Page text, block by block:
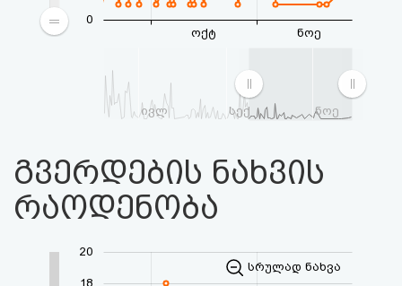
ივლ სექ ნოე
ოქტ ნოე
0
გვერდების ნახვის
რაოდენობა
18
20
სრულად ნახვა